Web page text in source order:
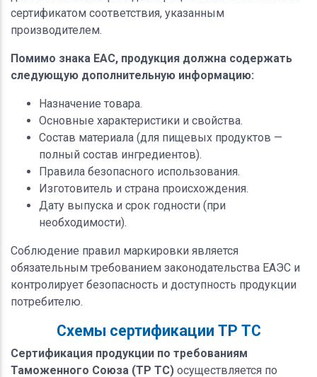
сертификатом соответствия, указанным
производителем.
Помимо знака EAC, продукция должна содержать
следующую дополнительную информацию:
Назначение товара.
Основные характеристики и свойства.
Состав материала (для пищевых продуктов —
полный состав ингредиентов).
Правила безопасного использования.
Изготовитель и страна происхождения.
Дату выпуска и срок годности (при
необходимости).
Соблюдение правил маркировки является
обязательным требованием законодательства ЕАЭС и
контролирует безопасность и доступность продукции
потребителю.
Схемы сертификации ТР ТС
Сертификация продукции по требованиям
Таможенного Союза (ТР ТС) осуществляется по